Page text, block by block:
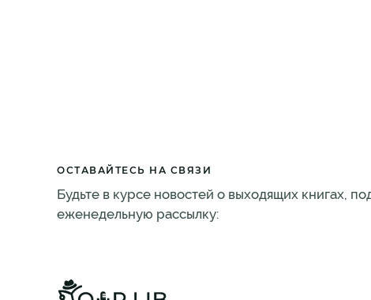
ОСТАВАЙТЕСЬ НА СВЯЗИ
Будьте в курсе новостей о выходящих книгах,
еженедельную рассылку: